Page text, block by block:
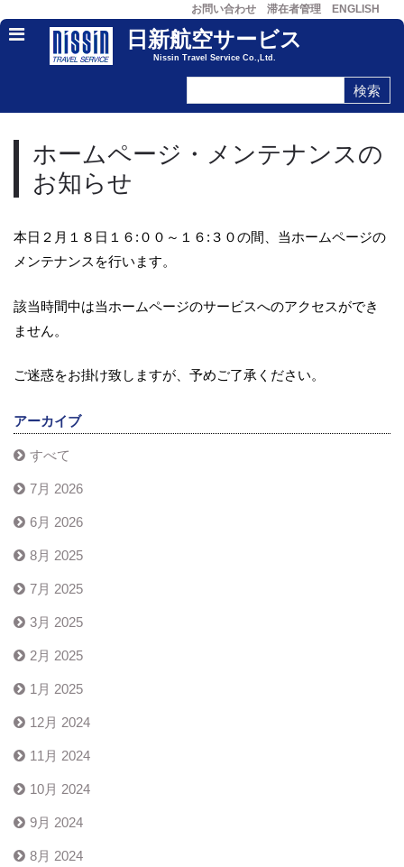
お問い合わせ 滞在者管理 ENGLISH
日新航空サービス
Nissin Travel Service Co.,Ltd.
ホームページ・メンテナンスの
お知らせ
本日２月１８日１６:００～１６:３０の間、当ホームページの
メンテナンスを行います。
該当時間中は当ホームページのサービスへのアクセスができ
ません。
ご迷惑をお掛け致しますが、予めご了承ください。
アーカイブ
すべて
7月 2026
6月 2026
8月 2025
7月 2025
3月 2025
2月 2025
1月 2025
12月 2024
11月 2024
10月 2024
9月 2024
8月 2024